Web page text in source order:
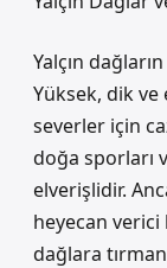
Yalçın
Yüksek, dik ve
severler için
doğa sporları
elverişlidir.
heyecan verici
dağlara